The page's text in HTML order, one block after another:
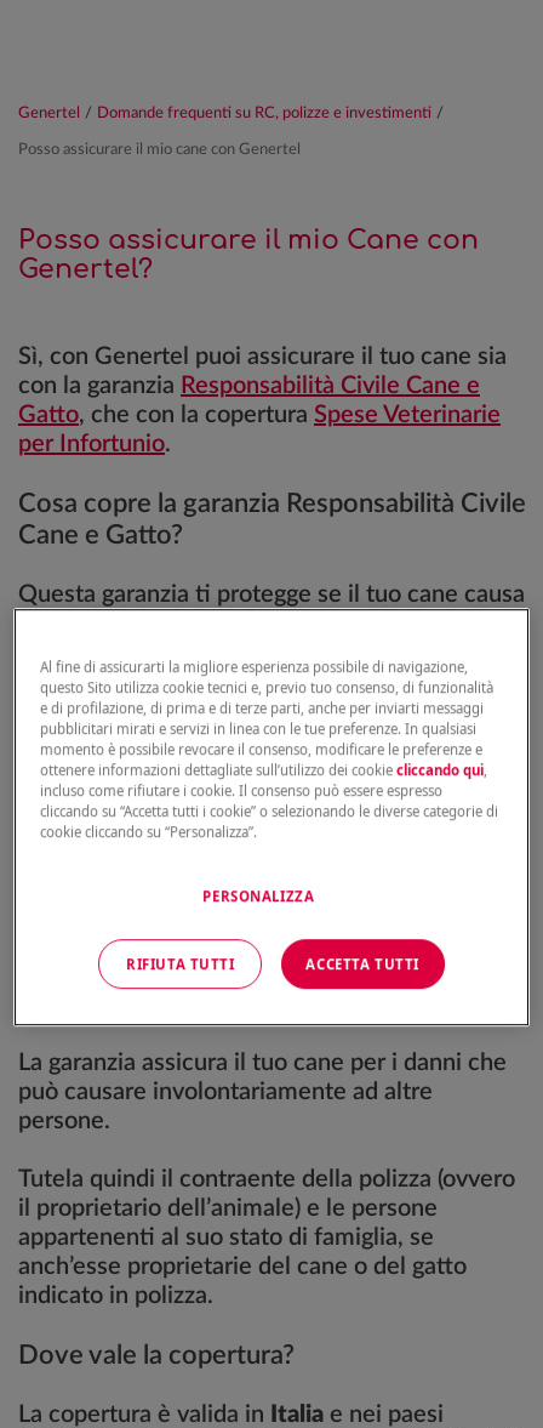
Genertel / Domande frequenti su RC, polizze e investimenti /
Posso assicurare il mio cane con Genertel
Posso assicurare il mio Cane con
Genertel?
Sì, con Genertel puoi assicurare il tuo cane sia
con la garanzia Responsabilità Civile Cane e
Gatto, che con la copertura Spese Veterinarie
per Infortunio.
Cosa copre la garanzia Responsabilità Civile
Cane e Gatto?
Questa garanzia ti protegge se il tuo cane causa
specifico, la garanzia copre:
I danni causati dal cane indicato in polizza, se
la conduzione avvienesecondo le disposizioni
di legge.
Spese legali, interessi e risarcimenti che sei
Eventi che comportanomorte, lesioni o
La garanzia assicura il tuo cane per i danni che
può causare involontariamente ad altre
persone.
Tutela quindi il contraente della polizza (ovvero
il proprietario dell’animale) e le persone
appartenenti al suo stato di famiglia, se
anch’esse proprietarie del cane o del gatto
indicato in polizza.
Dove vale la copertura?
La copertura è valida in Italia e nei paesi
Al fine di assicurarti la migliore esperienza possibile di navigazione,
questo Sito utilizza cookie tecnici e, previo tuo consenso, di funzionalità
e di profilazione, di prima e di terze parti, anche per inviarti messaggi
pubblicitari mirati e servizi in linea con le tue preferenze. In qualsiasi
momento è possibile revocare il consenso, modificare le preferenze e
ottenere informazioni dettagliate sull’utilizzo dei cookiecliccando qui
incluso come rifiutare i cookie. Il consenso può essere espresso
cliccando su “Accetta tutti i cookie” o selezionando le diverse categorie di
cookie cliccando su “Personalizza”.
PERSONALIZZA
RIFIUTA TUTTI ACCETTA TUTTI